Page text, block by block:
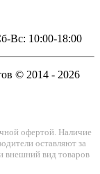
Вс: 10:00-18:00
© 2014 - 2026
офертой. Наличие
оставляют за
внешний вид товаров